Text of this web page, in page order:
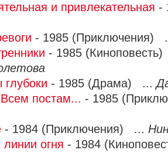
и привлекательная -
- 1985 (Приключения)
- 1985
- 1985 (Драма) ...
постам... - 1985
- 1984 (Приключения) ...
огня - 1984